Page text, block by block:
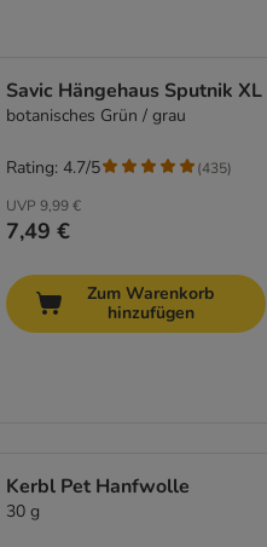
Savic Hängehaus Sputnik XL
botanisches Grün / grau
UVP 9,99 €
7,49 €
Rating: 4.7/5 (435)
Zum Warenkorb
hinzufügen
Kerbl Pet Hanfwolle
30 g